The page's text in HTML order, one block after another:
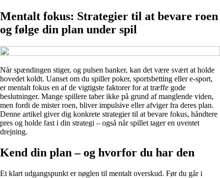
Mentalt fokus: Strategier til at bevare roen
og følge din plan under spil
Når spændingen stiger, og pulsen banker, kan det være svært at holde
hovedet koldt. Uanset om du spiller poker, sportsbetting eller e-sport,
er mentalt fokus en af de vigtigste faktorer for at træffe gode
beslutninger. Mange spillere taber ikke på grund af manglende viden,
men fordi de mister roen, bliver impulsive eller afviger fra deres plan.
Denne artikel giver dig konkrete strategier til at bevare fokus, håndtere
pres og holde fast i din strategi – også når spillet tager en uventet
drejning.
Kend din plan – og hvorfor du har den
Et klart udgangspunkt er nøglen til mentalt overskud. Før du går i